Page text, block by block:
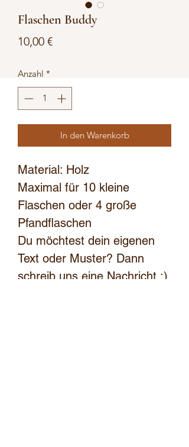
Flaschen Buddy
10,00 €Preis
Anzahl *
In den Warenkorb
Material: Holz
Maximal für 10 kleine
Flaschen oder 4 große
Pfandflaschen
Du möchtest dein eigenen
Text oder Muster? Dann
schreib uns eine Nachricht ;)